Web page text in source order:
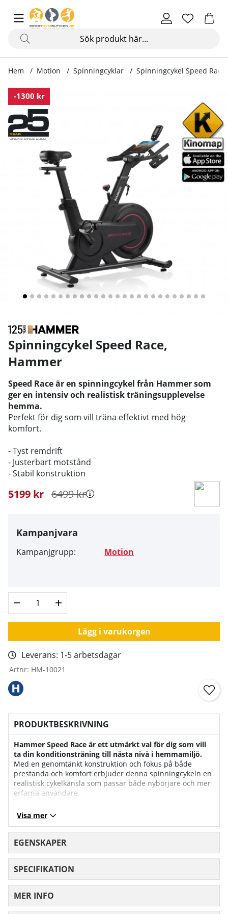
Hem Motion Spinningcyklar Spinningcykel Speed Race
-1300 kr
Produktbilder Spinningcykel Speed Race
Spinningcykel Speed Race,
Hammer
Speed Race är en spinningcykel från Hammer som
ger en intensiv och realistisk träningsupplevelse
hemma.
Perfekt för dig som vill träna effektivt med hög
komfort.
- Tyst remdrift
- Justerbart motstånd
- Stabil konstruktion
6499kr
5199 kr
Kampanjvara
Kampanjgrupp: Motion
Lägg i varukorgen
Leverans: 1-5 arbetsdagar
Artnr: HM-10021
PRODUKTBESKRIVNING
Hammer Speed Race är ett utmärkt val för dig som vill
ta din konditionsträning till nästa nivå i hemmamiljö.
Med en genomtänkt konstruktion och fokus på både
prestanda och komfort erbjuder denna spinningcykeln en
realistisk cykelkänsla som passar både nybörjare och mer
erfarna användare.
eller uthållighet är Hammer Speed Race spinningcykel ett
pålitligt träningsredskap.
Den stabila ramen ger en trygg och säker
träningsupplevelse även vid högintensiva träningspass.
Hammers Speed Race-spinningcykel är utrustad med ett
effektivt 16 kg svänghjul som ger ett jämnt och naturligt
trampmotstånd. Det manuella motståndet gör det enkelt
köra lugna pass eller intensiva intervaller.
Visa mer
EGENSKAPER
SPECIFIKATION
MER INFO